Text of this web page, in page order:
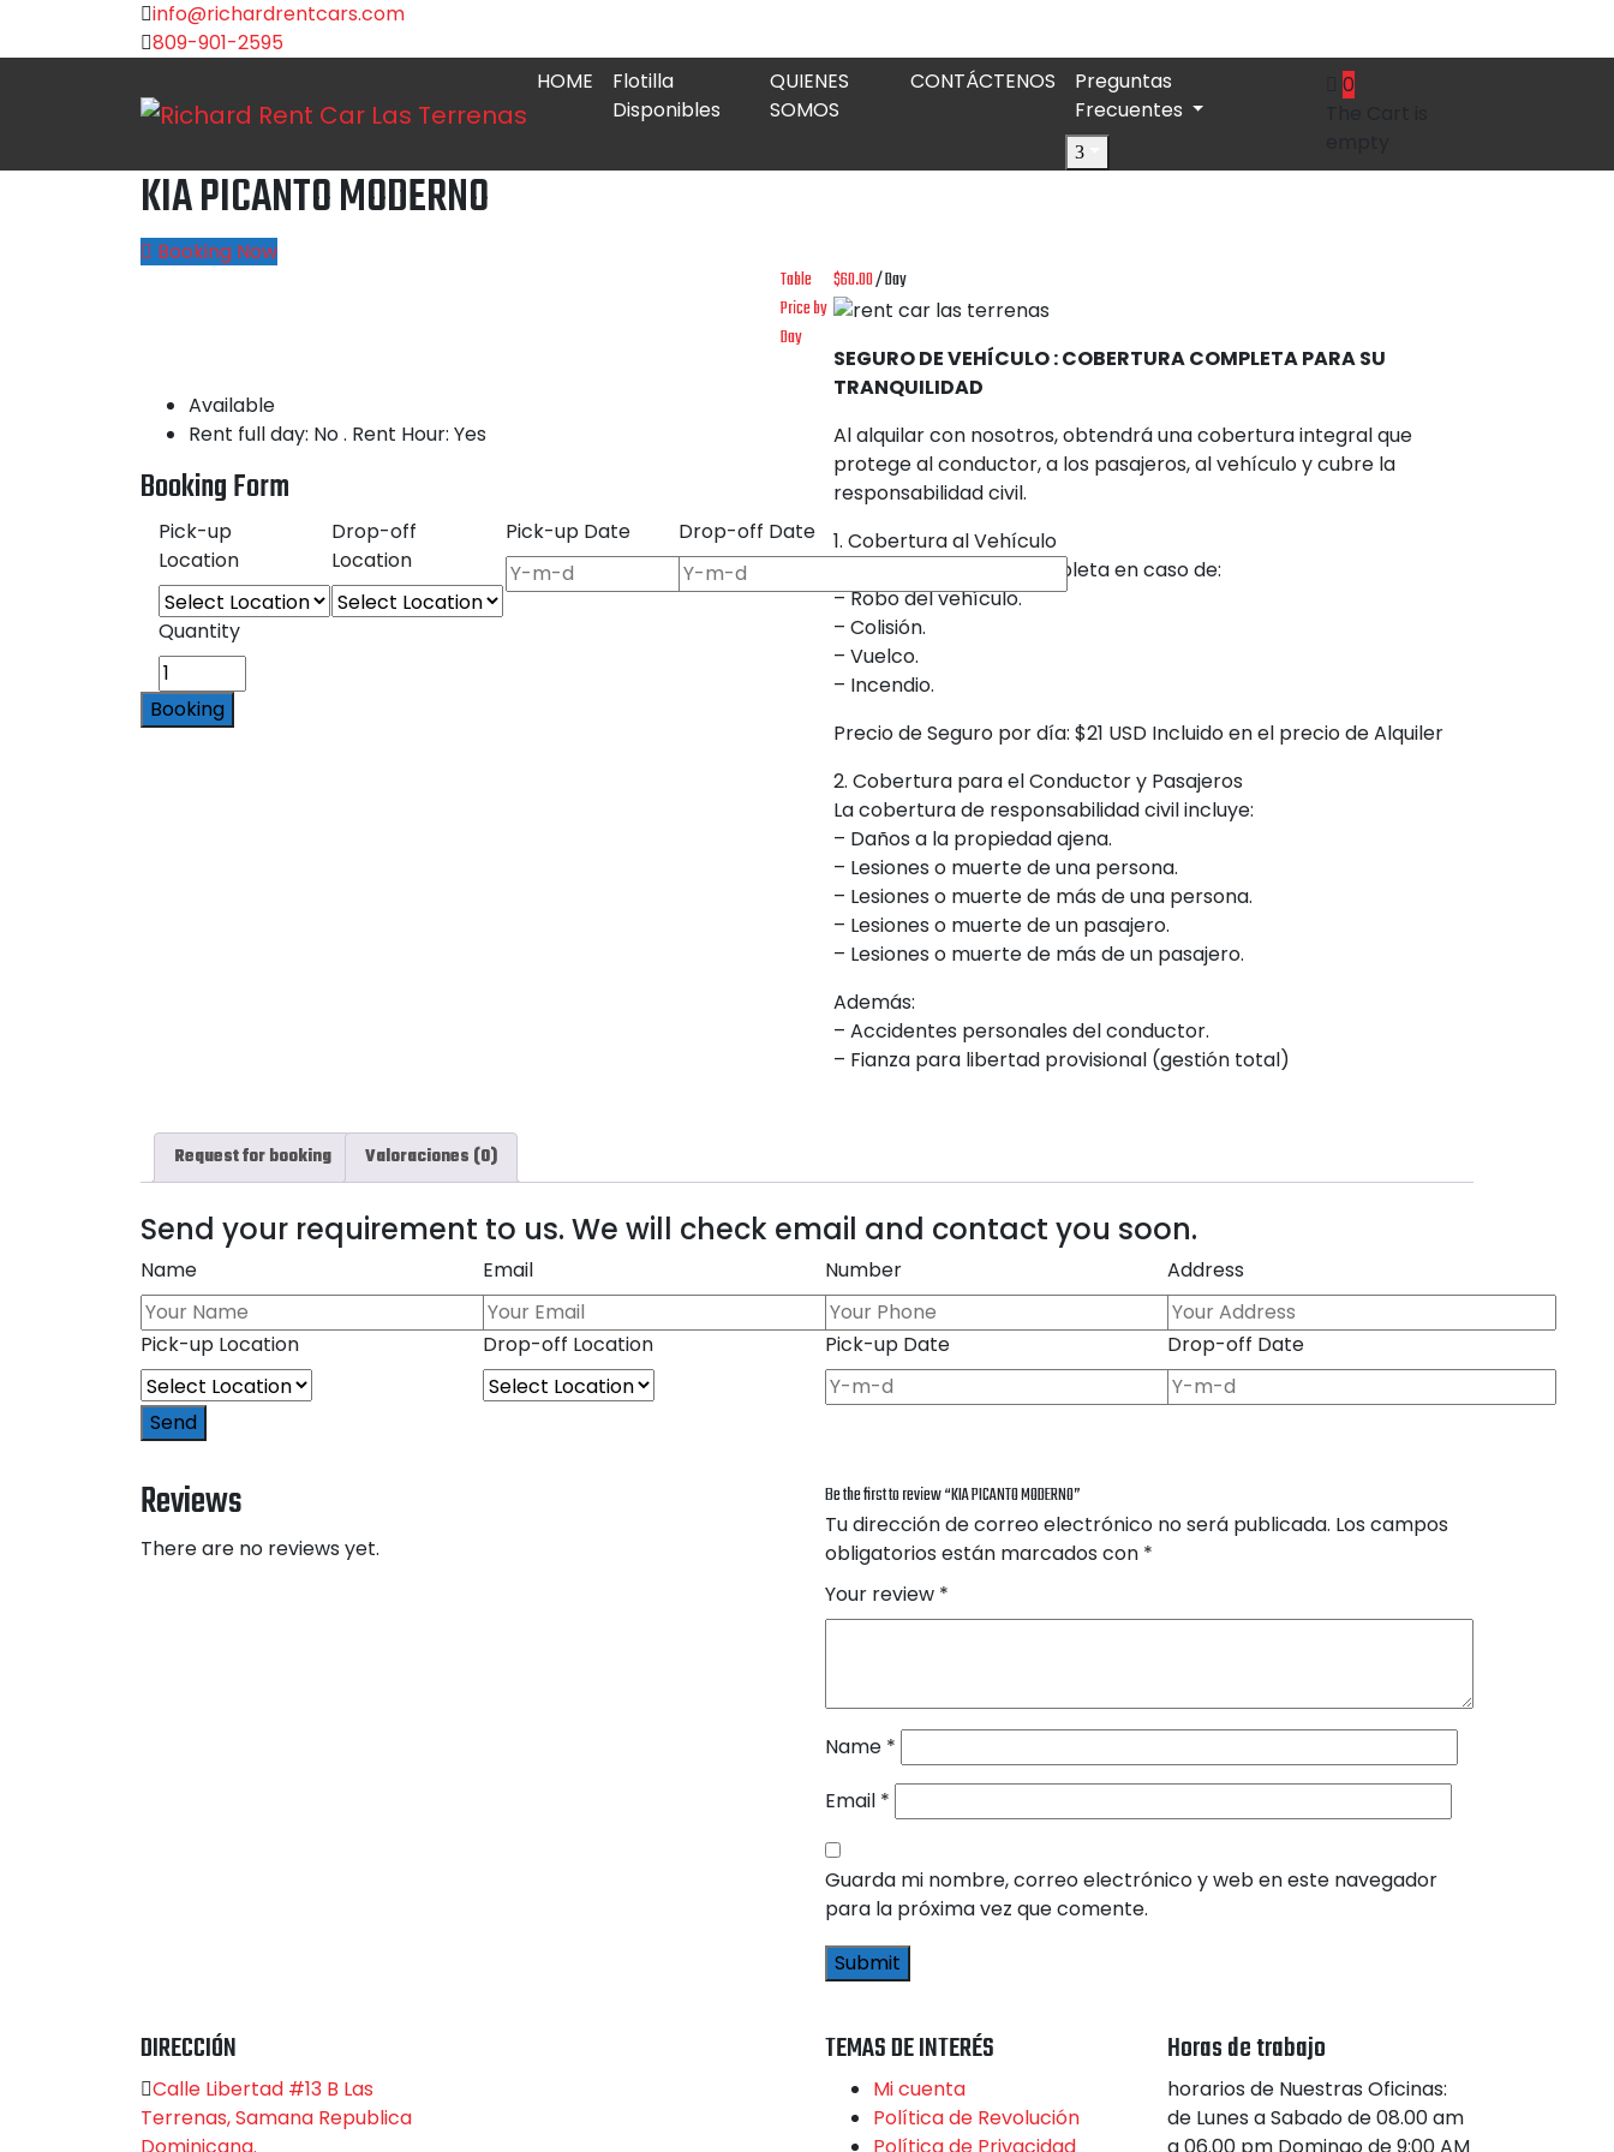
info@richardrentcars.com
809-901-2595
HOME
Flotilla
Disponibles
QUIENES
SOMOS
CONTÁCTENOS
Preguntas
Frecuentes
0
KIA PICANTO MODERNO
Booking Now
$60.00/ Day
SEGURO DE VEHÍCULO : COBERTURA COMPLETA PARA SU
TRANQUILIDAD
Al alquilar con nosotros, obtendrá una cobertura integral que
protege al conductor, a los pasajeros, al vehículo y cubre la
responsabilidad civil.
1. Cobertura al Vehículo
Incluye protección completa en caso de:
– Robo del vehículo.
– Colisión.
– Vuelco.
– Incendio.
Precio de Seguro por día: $21 USD Incluido en el precio de Alquiler
2. Cobertura para el Conductor y Pasajeros
La cobertura de responsabilidad civil incluye:
– Daños a la propiedad ajena.
– Lesiones o muerte de una persona.
– Lesiones o muerte de más de una persona.
– Lesiones o muerte de un pasajero.
– Lesiones o muerte de más de un pasajero.
Además:
– Accidentes personales del conductor.
– Fianza para libertad provisional (gestión total)
Table
Price by
Day
Available
Rent full day: No . Rent Hour: Yes
Booking Form
Pick-up
Location
Drop-off
Location
Pick-up Date Drop-off Date
Quantity
Booking
Request for booking Valoraciones (0)
Send your requirement to us. We will check email and contact you soon.
Name Email Number Address
Pick-up Location Drop-off Location Pick-up Date Drop-off Date
Send
Reviews
There are no reviews yet.
Be the first to review “KIA PICANTO MODERNO”
Tu dirección de correo electrónico no será publicada. Los campos
obligatorios están marcados con *
Your review *
Name *
Email *
Guarda mi nombre, correo electrónico y web en este navegador
para la próxima vez que comente.
DIRECCIÓN
Calle Libertad #13 B Las
Terrenas, Samana Republica
TEMAS DE INTERÉS
Mi cuenta
Política de Revolución
Horas de trabajo
horarios de Nuestras Oficinas:
de Lunes a Sabado de 08.00 am